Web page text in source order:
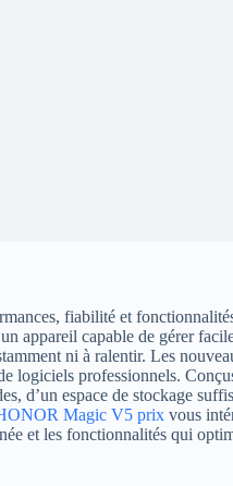
fiabilité et
appareil capable de gérer
ni à ralentir. Les
logiciels professionnels.
d’un espace de stockage
Magic V5 prix vous
et les fonctionnalités qui